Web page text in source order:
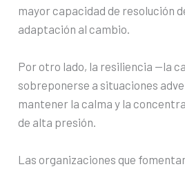
mayor capacidad de resolución
adaptación al cambio.
Por otro lado, la resiliencia —la
sobreponerse a situaciones
mantener la calma y la
de alta presión.
Las organizaciones que